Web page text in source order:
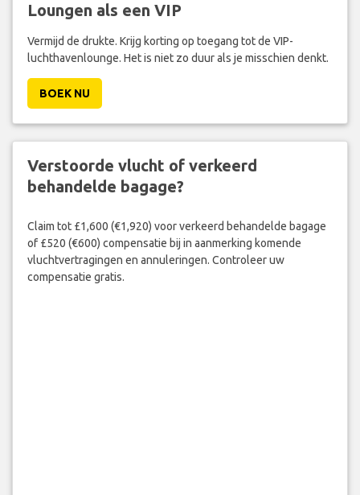
Loungen als een VIP
Vermijd de drukte. Krijg korting op toegang tot de VIP-
luchthavenlounge. Het is niet zo duur als je misschien denkt.
BOEK NU
Verstoorde vlucht of verkeerd
behandelde bagage?
Claim tot £1,600 (€1,920) voor verkeerd behandelde bagage
of £520 (€600) compensatie bij in aanmerking komende
vluchtvertragingen en annuleringen. Controleer uw
compensatie gratis.